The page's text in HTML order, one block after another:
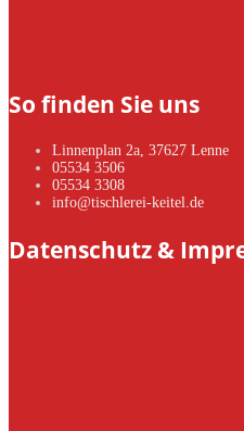
So finden Sie uns
Linnenplan 2a, 37627 Lenne
05534 3506
05534 3308
info@tischlerei-keitel.de
Datenschutz &